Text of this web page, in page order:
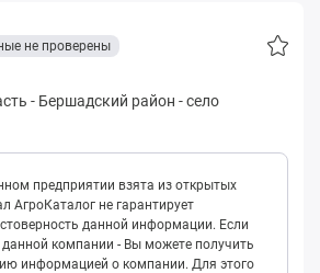
не проверены
- Бершадский район -село
предприятии взята из открытых
АгроКаталог не гарантирует
данной информации. Если
компании - Вы можете получить
информацией о компании. Для этого